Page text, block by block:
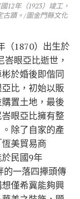
12年（1923）竣工，
古蹟。/圖金門縣文化
（1870）出生於
眼亞比逝世，
於婚後即偕同
比，初始以販
置土地，最後
眼亞比擁有整
除了自家的產
美貿易商
民國9年
的一落四攑頭傳
僅希冀能夠興